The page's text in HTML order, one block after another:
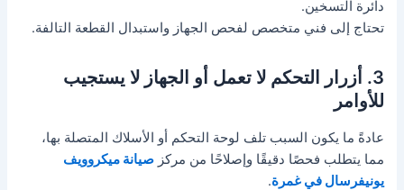
دائرة التسخين.
تحتاج إلى فني متخصص لفحص الجهاز واستبدال القطعة التالفة.
3. أزرار التحكم لا تعمل أو الجهاز لا يستجيب
للأوامر
عادةً ما يكون السبب تلف لوحة التحكم أو الأسلاك المتصلة بها،
مما يتطلب فحصًا دقيقًا وإصلاحًا من مركزصيانة ميكروويف
يونيفرسال في غمرة.